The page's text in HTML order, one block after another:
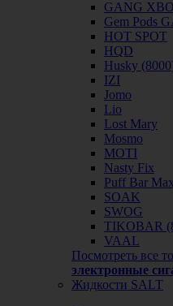
GANG
Gem Pods
HOT SPOT
HQD
Husky
IZI
Jomo
Lio
Lost Mary
Mosmo
MOTI
Nasty Fix
Puff Bar Max
SOAK
SWOG
TIKOBAR
VAAL
Посмотреть все
электронные
Жидкости SALT